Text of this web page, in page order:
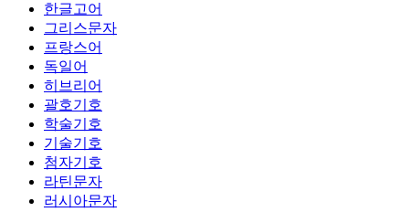
한글고어
그리스문자
프랑스어
독일어
히브리어
괄호기호
학술기호
기술기호
첨자기호
라틴문자
러시아문자